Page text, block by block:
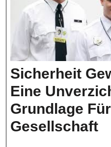
Sicherheit
Eine
Grundlage
Gesellschaft